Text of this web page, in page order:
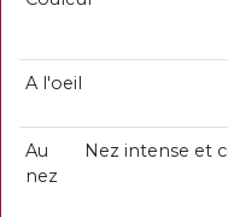
A l'oeil
Au
nez
Nez intense et